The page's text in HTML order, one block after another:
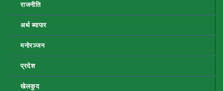
राजनीति
अर्थ ब्यापार
मनोरञ्जन
प्रदेश
खेलकुद